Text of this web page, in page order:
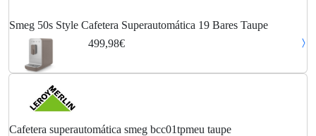
Smeg 50s Style Cafetera Superautomática 19 Bares Taupe
499,98€
Cafetera superautomática smeg bcc01tpmeu taupe